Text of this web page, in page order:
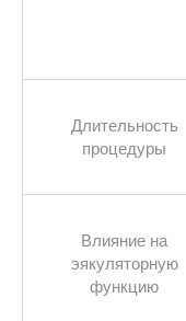
Длительность
процедуры
Влияние на
эякуляторную
функцию